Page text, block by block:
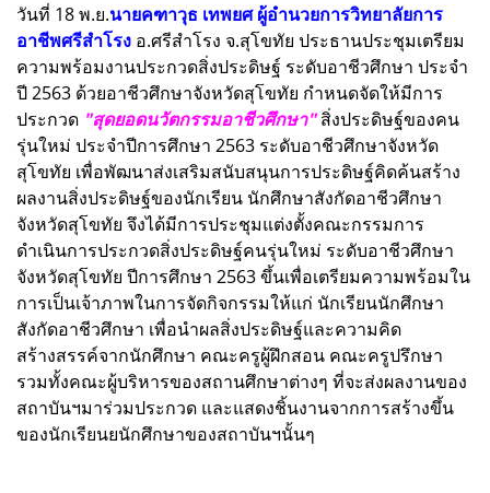
วันที่ 18 พ.ย.นายคฑาวุธ เทพยศ ผู้อำนวยการวิทยาลัยการ
อาชีพศรีสำโรง อ.ศรีสำโรง จ.สุโขทัย ประธานประชุมเตรียม
ความพร้อมงานประกวดสิ่งประดิษฐ์ ระดับอาชีวศึกษา ประจำ
ปี 2563 ด้วยอาชีวศึกษาจังหวัดสุโขทัย กำหนดจัดให้มีการ
ประกวด "สุดยอดนวัตกรรมอาชีวศึกษา"สิ่งประดิษฐ์ของคน
รุ่นใหม่ ประจำปีการศึกษา 2563 ระดับอาชีวศึกษาจังหวัด
สุโขทัย เพื่อพัฒนาส่งเสริมสนับสนุนการประดิษฐ์คิดค้นสร้าง
ผลงานสิ่งประดิษฐ์ของนักเรียน นักศึกษาสังกัดอาชีวศึกษา
จังหวัดสุโขทัย จึงได้มีการประชุมแต่งตั้งคณะกรรมการ
ดำเนินการประกวดสิ่งประดิษฐ์คนรุ่นใหม่ ระดับอาชีวศึกษา
จังหวัดสุโขทัย ปีการศึกษา 2563 ขึ้นเพื่อเตรียมความพร้อมใน
การเป็นเจ้าภาพในการจัดกิจกรรมให้แก่ นักเรียนนักศึกษา
สังกัดอาชีวศึกษา เพื่อนำผลสิ่งประดิษฐ์และความคิด
สร้างสรรค์จากนักศึกษา คณะครูผู้ฝึกสอน คณะครูปรึกษา
รวมทั้งคณะผู้บริหารของสถานศึกษาต่างๆ ที่จะส่งผลงานของ
สถาบันฯมาร่วมประกวด และแสดงชิ้นงานจากการสร้างขึ้น
ของนักเรียนยนักศึกษาของสถาบันฯนั้นๆ